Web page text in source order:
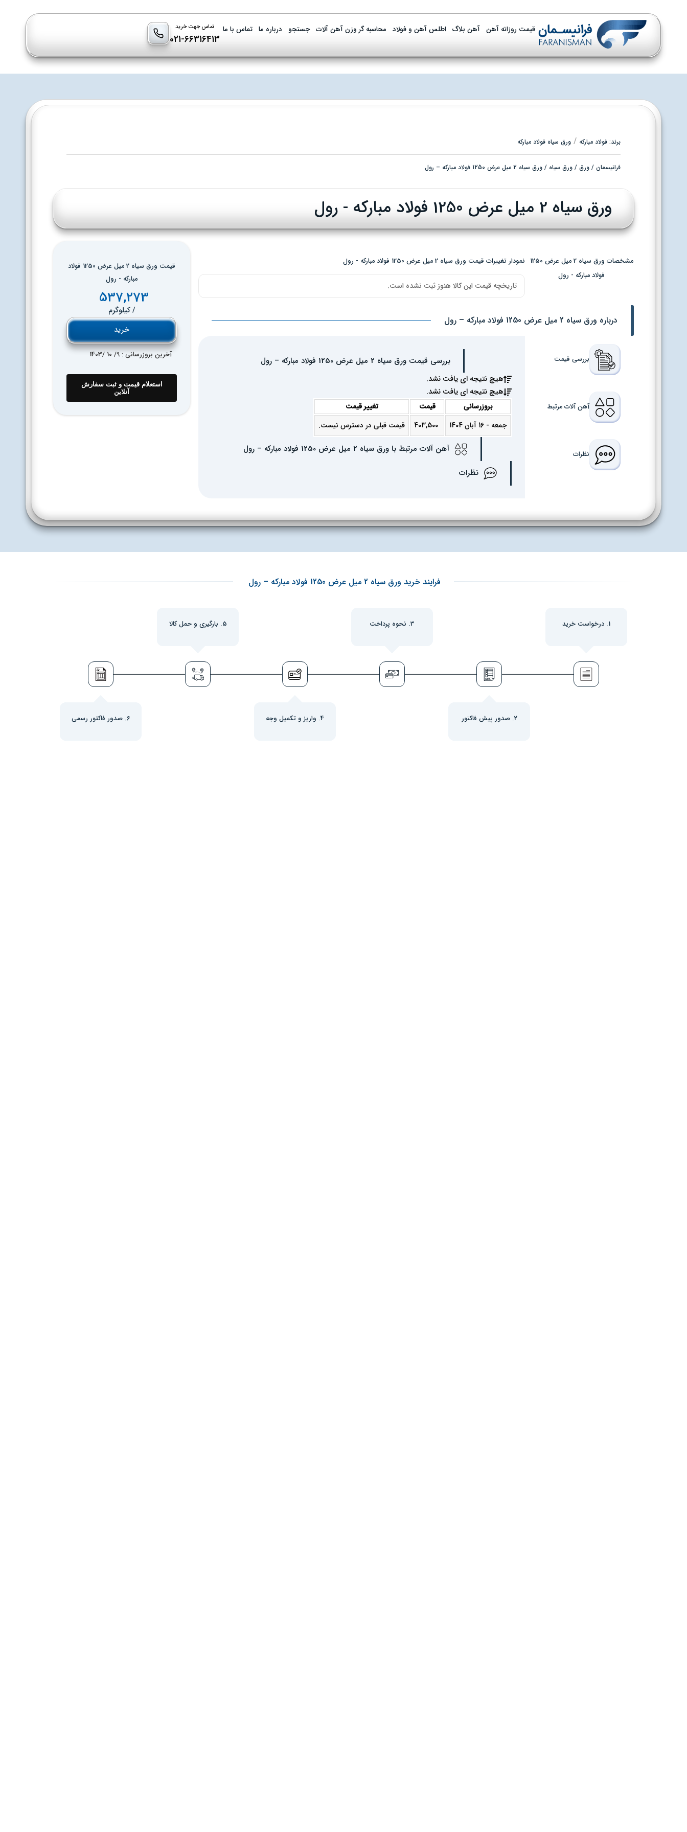
قیمت روزانه آهن آهن بلاگ اطلس آهن و فولاد محاسبه گر وزن آهن آلات جستجو درباره ما تماس با ما تماس جهت خرید
021-66316413
برند: فولاد مبارکه / ورق سیاه فولاد مبارکه
فرانیسمان / ورق / ورق سیاه / ورق سیاه 2 میل عرض 1250 فولاد مبارکه – رول
ورق سیاه 2 میل عرض 1250 فولاد مبارکه - رول
مشخصات ورق سیاه 2 میل عرض 1250
فولاد مبارکه - رول
نمودار تغییرات قیمت ورق سیاه 2 میل عرض 1250 فولاد مبارکه - رول
تاریخچه قیمت این کالا هنوز ثبت نشده است.
درباره ورق سیاه 2 میل عرض 1250 فولاد مبارکه – رول
بررسی قیمت
آهن آلات مرتبط
نظرات
بررسی قیمت ورق سیاه 2 میل عرض 1250 فولاد مبارکه – رول
هیچ نتیجه ای یافت نشد.
هیچ نتیجه ای یافت نشد.
بروزرسانی قیمت
تغییر قیمت
جمعه - 16 آبان 1404
403,500 قیمت قبلی در دسترس نیست.
آهن آلات مرتبط با ورق سیاه 2 میل عرض 1250 فولاد مبارکه – رول
نظرات
قیمت ورق سیاه 2 میل عرض 1250 فولاد
مبارکه - رول
537,273
/ کیلوگرم
خرید
آخرین بروزرسانی : 9 / 10 /
1403
استعلام قیمت و ثبت سفارش
آنلاین
فرایند خرید ورق سیاه 2 میل عرض 1250 فولاد مبارکه – رول
1. درخواست خرید 3. نحوه پرداخت 5. بارگیری و حمل کالا
2. صدور پیش فاکتور 4. واریز و تکمیل وجه 6. صدور فاکتور رسمی